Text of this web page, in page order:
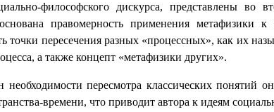
философского дискурса, представлены во
правомерность применения метафизики
точки пересечения разных «процессных», как их
а также концепт «метафизики других».
пересмотра классических понятий
времени, что приводит автора к идеям